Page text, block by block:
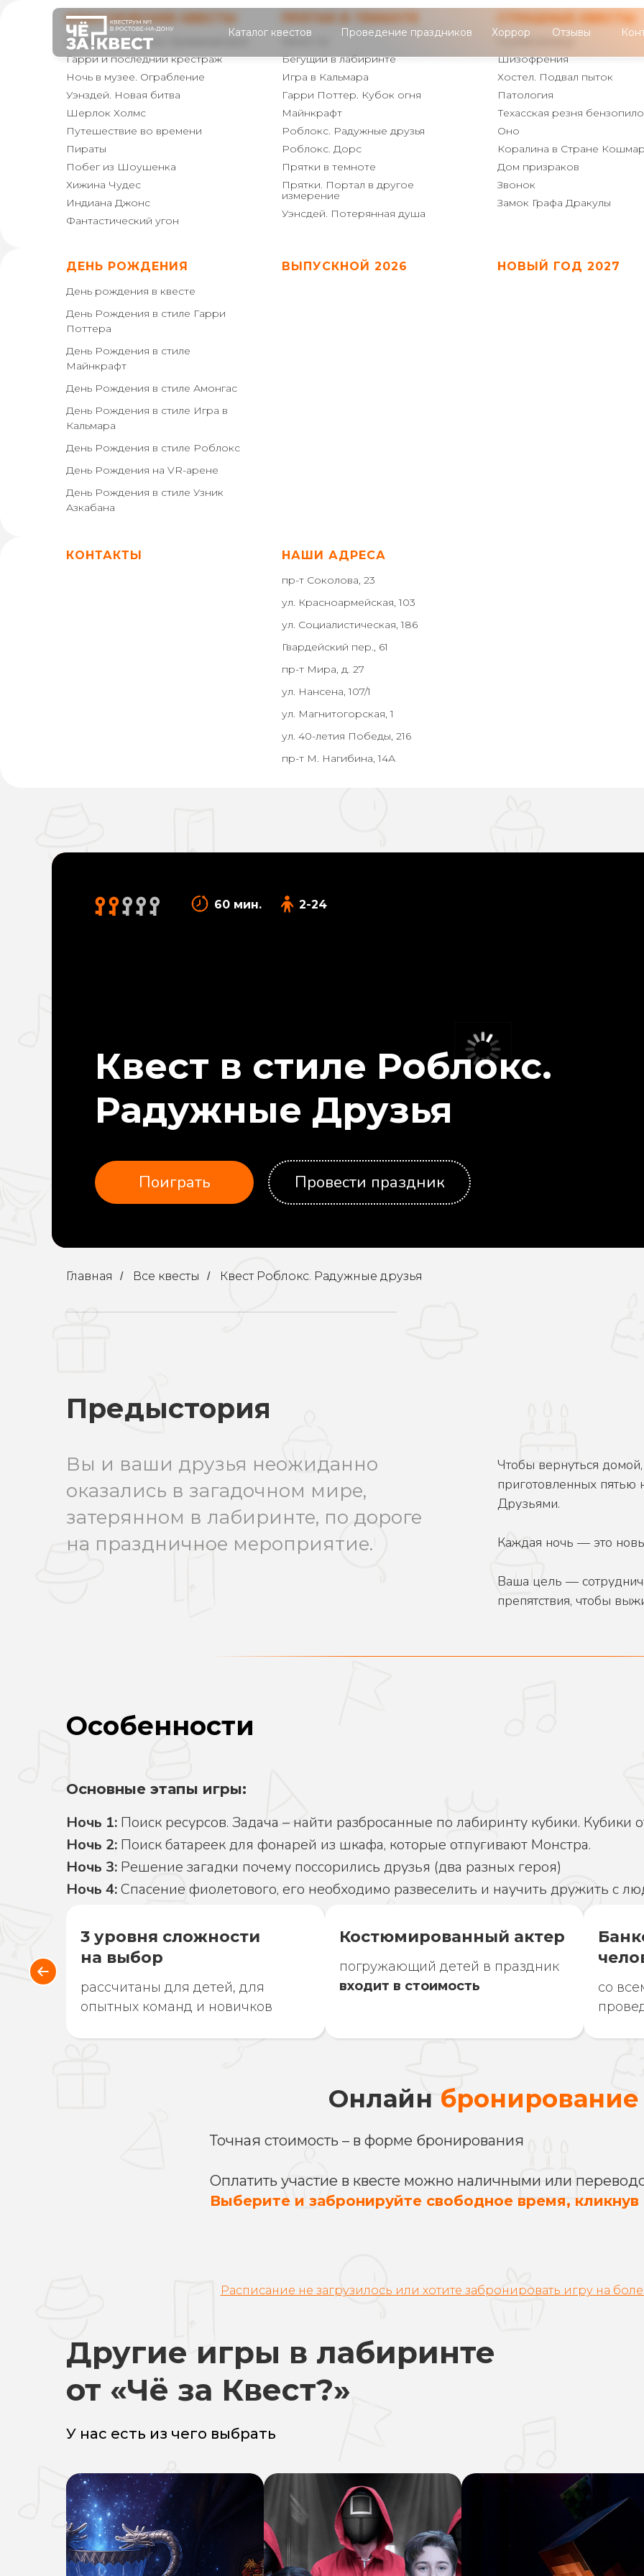
Каталог квестов Проведение праздников Хоррор Отзывы
КЛАССИЧЕСКИЕ КВЕСТЫ
Ограбление банка. Бумажный дом
Гарри и последний крестраж
Ночь в музее. Ограбление
Уэнздей. Новая битва
Шерлок Холмс
Путешествие во времени
Пираты
Побег из Шоушенка
Хижина Чудес
Индиана Джонс
Фантастический угон
Бегущий в лабиринте
Игра в Кальмара
Гарри Поттер. Кубок огня
Майнкрафт
Роблокс. Радужные друзья
Роблокс. Дорс
Прятки в темноте
Прятки. Портал в другое
измерение
Уэнсдей. Потерянная душа
СТРАШНЫЕ КВЕСТЫ
Психбольница
Шизофрения
Хостел. Подвал пыток
Патология
Техасская резня
Оно
Коралина в Стране
Дом призраков
Звонок
Замок Графа Дракулы
ДЕНЬ РОЖДЕНИЯ
День рождения в квесте
День Рождения в стиле Гарри
Поттера
День Рождения в стиле
Майнкрафт
День Рождения в стиле Амонгас
День Рождения в стиле Игра в
Кальмара
День Рождения в стиле Роблокс
День Рождения на VR-арене
День Рождения в стиле Узник
Азкабана
ВЫПУСКНОЙ 2026 НОВЫЙ ГОД 2027
КОНТАКТЫ НАШИ АДРЕСА
пр-т Соколова, 23
ул. Красноармейская, 103
ул. Социалистическая, 186
Гвардейский пер., 61
пр-т Мира, д. 27
ул. Нансена, 107/1
ул. Магнитогорская, 1
ул. 40-летия Победы, 216
пр-т М. Нагибина, 14А
Квест в стиле Роблокс.
Радужные Друзья
Поиграть Провести праздник
2-24
60 мин.
Главная / Все квесты / Квест Роблокс. Радужные друзья
Предыстория
Вы и ваши друзья неожиданно
оказались в загадочном мире,
затерянном в лабиринте, по дороге
на праздничное мероприятие.
Чтобы вернуться
приготовленных
Друзьями.
Каждая ночь — это
Ваша цель —
препятствия, чтобы
Особенности
Основные этапы игры:
Ночь 1: Поиск ресурсов. Задача – найти разбросанные по лабиринту кубики. Кубики
Ночь 2: Поиск батареек для фонарей из шкафа, которые отпугивают Монстра.
Ночь 3: Решение загадки почему поссорились друзья (два разных героя)
Ночь 4:Спасение фиолетового, его необходимо развеселить и научить дружить с
3 уровня сложности
на выбор
рассчитаны для детей, для
опытных команд и новичков
Костюмированный актер
погружающий детей в праздник
входит в стоимость
со
Онлайн бронирование
Точная стоимость – в форме бронирования
Оплатить участие в квесте можно наличными или
Выберите и забронируйте свободное время,
Расписание не загрузилось или хотите забронировать игру на
Другие игры в лабиринте
от «Чё за Квест?»
У нас есть из чего выбрать